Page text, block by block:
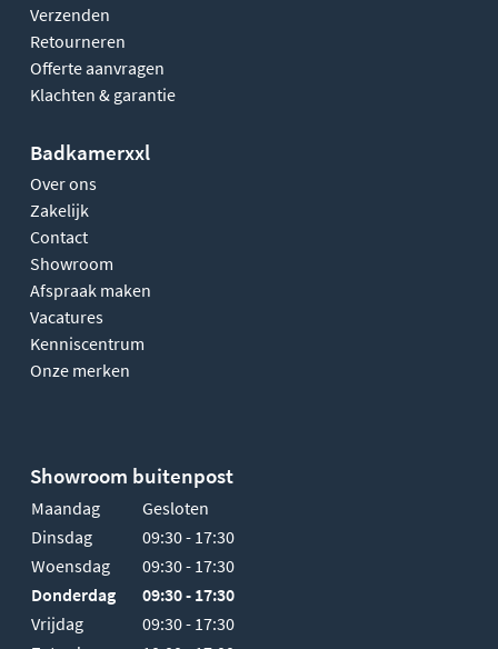
Verzenden
Retourneren
Offerte aanvragen
Klachten & garantie
Badkamerxxl
Over ons
Zakelijk
Contact
Showroom
Afspraak maken
Vacatures
Kenniscentrum
Onze merken
Showroom buitenpost
Maandag
Gesloten
Dinsdag
09:30 - 17:30
Woensdag
09:30 - 17:30
Donderdag
09:30 - 17:30
Vrijdag
09:30 - 17:30